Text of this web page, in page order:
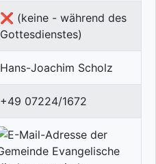
❌ (keine - während des
Gottesdienstes)
Hans-Joachim Scholz
+49 07224/1672